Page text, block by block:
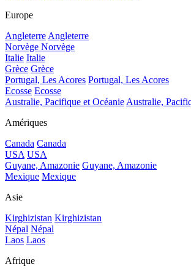
Europe
Angleterre Angleterre
Norvège Norvège
Italie Italie
Grèce Grèce
Portugal, Les Acores Portugal, Les Acores
Ecosse Ecosse
Australie, Pacifique et Océanie Australie,
Amériques
Canada Canada
USA USA
Guyane, Amazonie Guyane, Amazonie
Mexique Mexique
Asie
Kirghizistan Kirghizistan
Népal Népal
Laos Laos
Afrique